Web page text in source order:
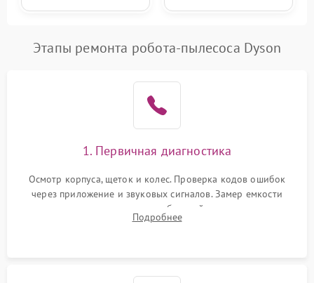
Этапы ремонта робота-пылесоса Dyson
1. Первичная диагностика
Осмотр корпуса, щеток и колес. Проверка кодов ошибок
через приложение и звуковых сигналов. Замер емкости
аккумулятора и тестирование базовой станции зарядки.
Оценка работы лидара, бампера и датчиков падения для
Подробнее